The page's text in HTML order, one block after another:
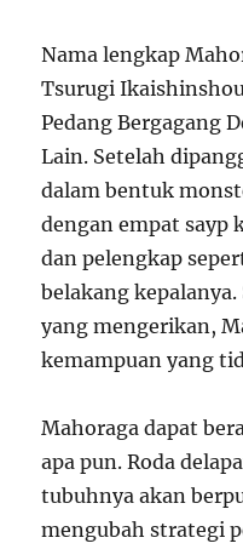
Nama lengkap
Tsurugi
Pedang Bergagang
Lain. Setelah
dalam bentuk
dengan empat sayp
dan pelengkap
belakang
yang mengerikan,
kemampuan yang
Mahoraga dapat
apa pun. Roda
tubuhnya akan
mengubah strategi